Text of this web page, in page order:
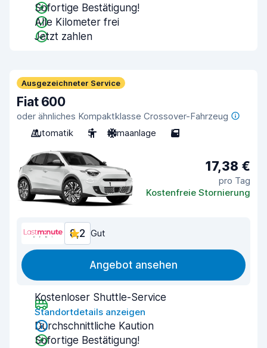
Sofortige Bestätigung!
Alle Kilometer frei
Jetzt zahlen
Ausgezeichneter Service
Fiat 600
oder ähnliches Kompaktklasse Crossover-Fahrzeug
Automatik
5 Klimaanlage 5
17,38 €
pro Tag
Kostenfreie Stornierung
8,2 Gut
Angebot ansehen
Kostenloser Shuttle-Service
Standortdetails anzeigen
Durchschnittliche Kaution
Sofortige Bestätigung!